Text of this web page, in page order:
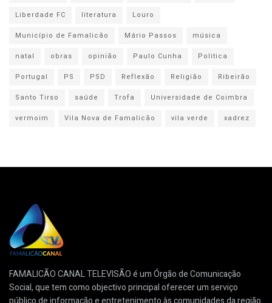
Liberdade FC
literatura
Louro
Município de Famalicão
Mário Passos
música
natal
obras opinião Paulo Cunha
Politica
Portugal
PS PSD Reflexão Religião
Ribeirão
Santo Tirso
saúde Trofa
Universidade de Coimbra
vermoim
Vila Nova de Famalicão vila verde xadrez
FAMALICÃO CANAL TELEVISÃO é um Órgão de Comunicação
Social, que tem como objectivo principal oferecer um serviço